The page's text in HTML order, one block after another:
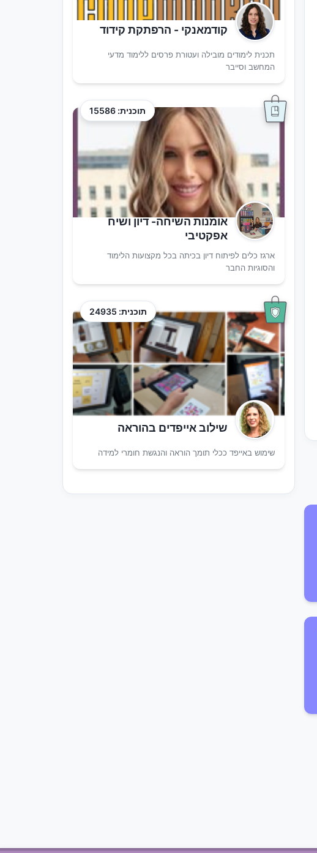
קודמאנקי - הרפתקת קידוד
תכנית לימודים מובילה ועטורת פרסים ללימוד מדעי
המחשב וסייבר
תוכנית: 15586
אומנות השיחה- דיון ושיח
אפקטיבי
ארגז כלים לפיתוח דיון בכיתה בכל מקצועות הלימוד
והסוגיות החבר
תוכנית: 24935
שילוב אייפדים בהוראה
שימוש באייפד ככלי תומך הוראה והנגשת חומרי למידה